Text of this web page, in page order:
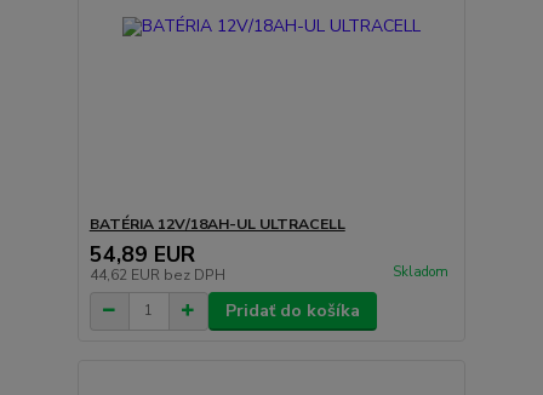
BATÉRIA 12V/18AH-UL ULTRACELL
54,89 EUR
44,62 EUR bez DPH Skladom
Pridať do košíka